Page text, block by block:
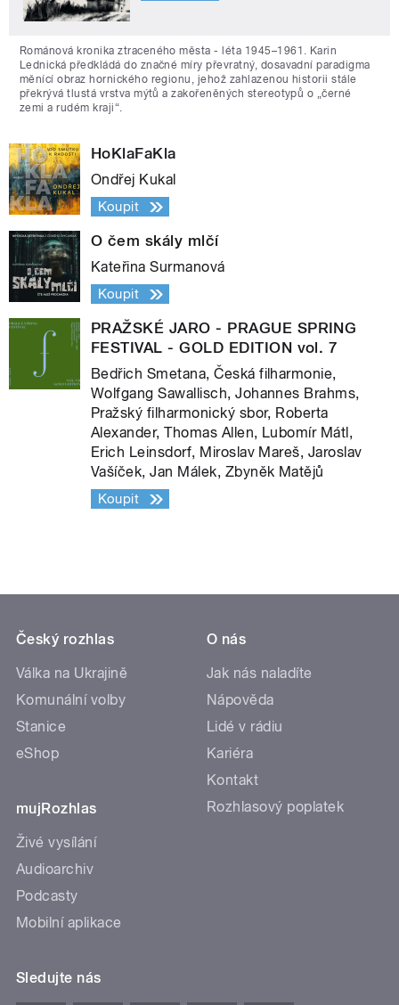
Románová kronika ztraceného města - léta 1945–1961. Karin
Lednická předkládá do značné míry převratný, dosavadní paradigma
měnící obraz hornického regionu, jehož zahlazenou historii stále
překrývá tlustá vrstva mýtů a zakořeněných stereotypů o „černé
zemi a rudém kraji“.
HoKlaFaKla
Ondřej Kukal
Koupit
O čem skály mlčí
Kateřina Surmanová
Koupit
PRAŽSKÉ JARO - PRAGUE SPRING
FESTIVAL - GOLD EDITION vol. 7
Bedřich Smetana, Česká filharmonie,
Wolfgang Sawallisch, Johannes Brahms,
Pražský filharmonický sbor, Roberta
Alexander, Thomas Allen, Lubomír Mátl,
Erich Leinsdorf, Miroslav Mareš, Jaroslav
Vašíček, Jan Málek, Zbyněk Matějů
Koupit
Český rozhlas
Válka na Ukrajině
Komunální volby
Stanice
eShop
mujRozhlas
Živé vysílání
Audioarchiv
Podcasty
Mobilní aplikace
O nás
Jak nás naladíte
Nápověda
Lidé v rádiu
Kariéra
Kontakt
Rozhlasový poplatek
Sledujte nás